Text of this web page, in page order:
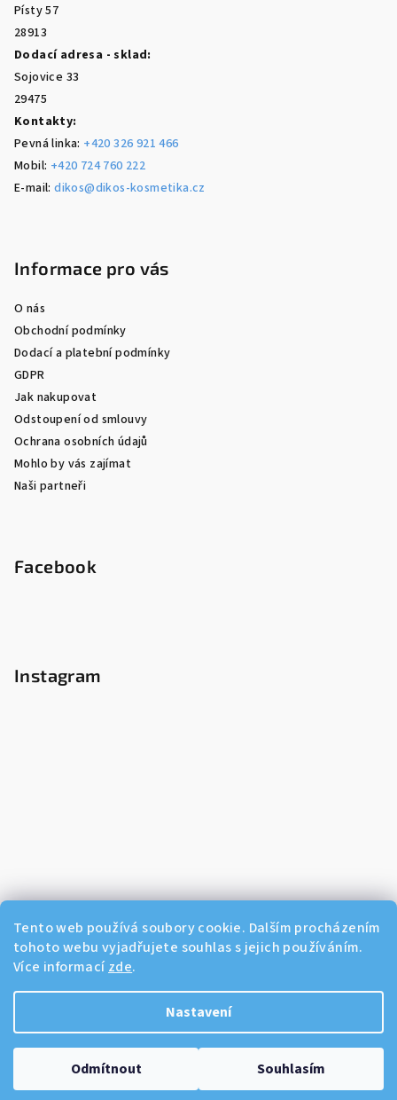
Tento web používá soubory cookie. Dalším procházením
tohoto webu vyjadřujete souhlas s jejich používáním.
Více informací zde.
Nastavení
Odmítnout Souhlasím
Písty 57
28913
Dodací adresa - sklad:
Sojovice 33
29475
Kontakty:
Pevná linka: +420 326 921 466
Mobil: +420 724 760 222
E-mail:dikos@dikos-kosmetika.cz
Informace pro vás
O nás
Obchodní podmínky
Dodací a platební podmínky
GDPR
Jak nakupovat
Odstoupení od smlouvy
Ochrana osobních údajů
Mohlo by vás zajímat
Naši partneři
Facebook
Instagram
Sledovat na Instagramu
Vytvořil Shoptet